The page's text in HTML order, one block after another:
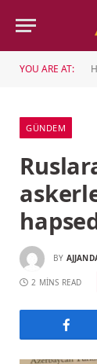
YOU ARE AT:
GÜNDEM
BY
2 MINS READ